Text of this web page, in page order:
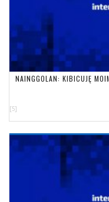
NAINGGOLAN: KIBICUJĘ
[5]